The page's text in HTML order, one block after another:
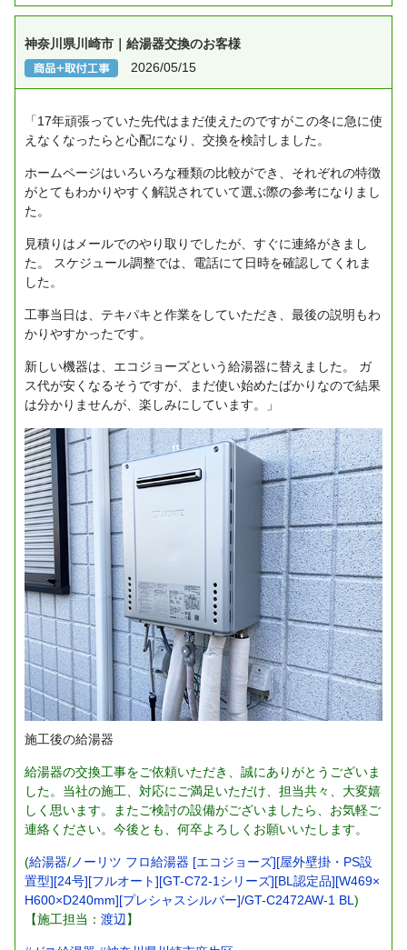
神奈川県川崎市｜給湯器交換のお客様
2026/05/15
「17年頑張っていた先代はまだ使えたのですがこの冬に急に使
えなくなったらと心配になり、交換を検討しました。
ホームページはいろいろな種類の比較ができ、それぞれの特徴
がとてもわかりやすく解説されていて選ぶ際の参考になりまし
た。
見積りはメールでのやり取りでしたが、すぐに連絡がきまし
た。
スケジュール調整では、電話にて日時を確認してくれま
した。
工事当日は、テキパキと作業をしていただき、最後の説明もわ
かりやすかったです。
新しい機器は、エコジョーズという給湯器に替えました。
ガ
ス代が安くなるそうですが、まだ使い始めたばかりなので結果
は分かりませんが、楽しみにしています。」
施工後の給湯器
給湯器の交換工事をご依頼いただき、誠にありがとうございま
した。当社の施工、対応にご満足いただけ、担当共々、大変嬉
しく思います。またご検討の設備がございましたら、お気軽ご
連絡ください。今後とも、何卒よろしくお願いいたします。
(給湯器/ ノーリツ フロ給湯器 [エコジョーズ][屋外壁掛・PS設
置型][24号][フルオート][GT-C72-1シリーズ][BL認定品][W469×
H600×D240mm][プレシャスシルバー]/GT-C2472AW-1 BL )
【施工担当： 渡辺 】